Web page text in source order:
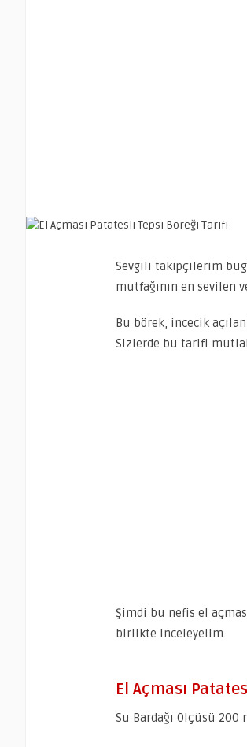
Sevgili takipçilerim
mutfağının en sevilen
Bu börek, incecik
Sizlerde bu tarifi
Şimdi bu nefis el
birlikte inceleyelim.
El Açması
Su Bardağı Ölçüsü 200